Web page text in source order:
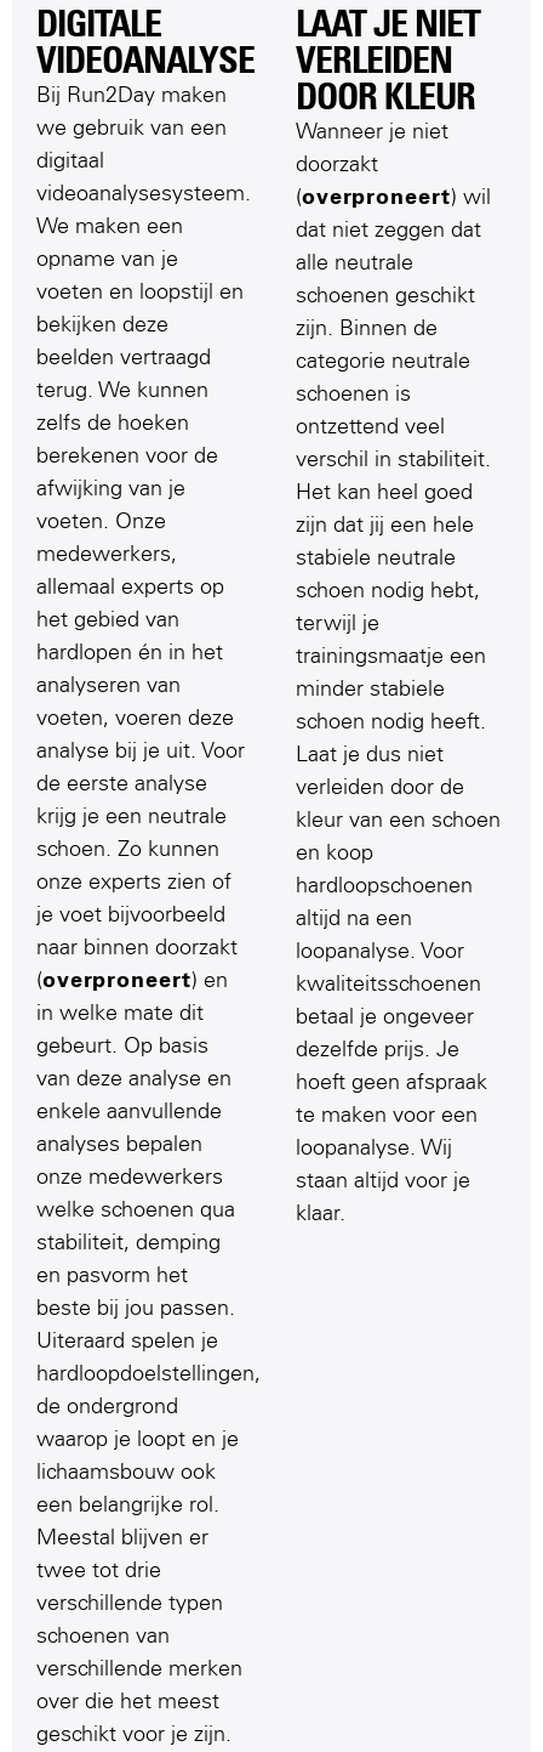
DIGITALE
VIDEOANALYSE​
Bij Run2Day maken
we gebruik van een
digitaal
videoanalysesysteem.
We maken een
opname van je
voeten en loopstijl en
bekijken deze
beelden vertraagd
terug. We kunnen
zelfs de hoeken
berekenen voor de
afwijking van je
voeten. Onze
medewerkers,
allemaal experts op
het gebied van
hardlopen én in het
analyseren van
voeten, voeren deze
analyse bij je uit. Voor
de eerste analyse
krijg je een neutrale
schoen. Zo kunnen
onze experts zien of
je voet bijvoorbeeld
naar binnen doorzakt
(overproneert) en
in welke mate dit
gebeurt. Op basis
van deze analyse en
enkele aanvullende
analyses bepalen
onze medewerkers
welke schoenen qua
stabiliteit, demping
en pasvorm het
beste bij jou passen.
Uiteraard spelen je
hardloopdoelstellingen,
de ondergrond
waarop je loopt en je
lichaamsbouw ook
een belangrijke rol.
Meestal blijven er
twee tot drie
verschillende typen
schoenen van
verschillende merken
over die het meest
geschikt voor je zijn.
LAAT JE NIET
VERLEIDEN
DOOR KLEUR​
Wanneer je niet
doorzakt
(overproneert) wil
dat niet zeggen dat
alle neutrale
schoenen geschikt
zijn. Binnen de
categorie neutrale
schoenen is
ontzettend veel
verschil in stabiliteit.
Het kan heel goed
zijn dat jij een hele
stabiele neutrale
schoen nodig hebt,
terwijl je
trainingsmaatje een
minder stabiele
schoen nodig heeft.
Laat je dus niet
verleiden door de
kleur van een schoen
en koop
hardloopschoenen
altijd na een
loopanalyse. Voor
kwaliteitsschoenen
betaal je ongeveer
dezelfde prijs. Je
hoeft geen afspraak
te maken voor een
loopanalyse. Wij
staan altijd voor je
klaar.